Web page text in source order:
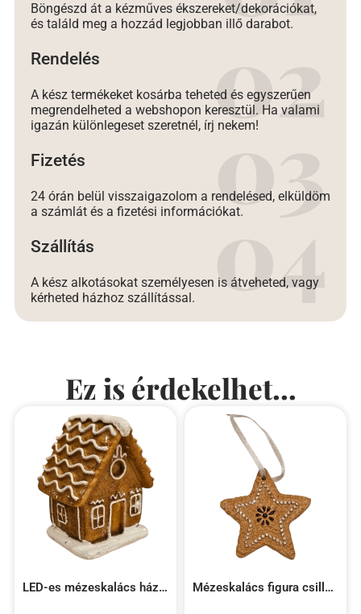
Böngészd át a kézműves ékszereket/dekorációkat,
és találd meg a hozzád legjobban illő darabot.
Rendelés
A kész termékeket kosárba teheted és egyszerűen
megrendelheted a webshopon keresztül. Ha valami
igazán különlegeset szeretnél, írj nekem!
Fizetés
24 órán belül visszaigazolom a rendelésed, elküldöm
a számlát és a fizetési információkat.
Szállítás
A kész alkotásokat személyesen is átveheted, vagy
kérheted házhoz szállítással.
Ez is érdekelhet...
LED-es mézeskalács házikó-1 Mézeskalács figura csillag, akasztós